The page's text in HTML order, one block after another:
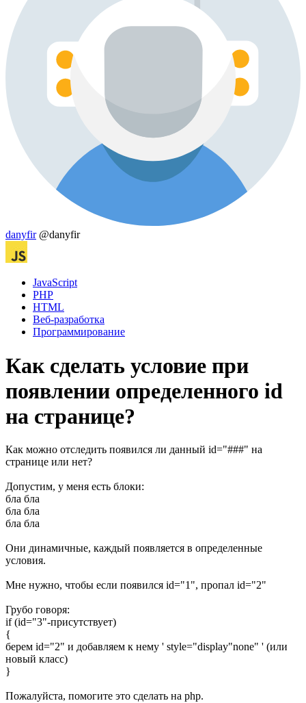
danyfir @danyfir
JavaScript
PHP
HTML
Веб-разработка
Программирование
Как сделать условие при
появлении определенного id
на странице?
Как можно отследить появился ли данный id="###" на
странице или нет?
Допустим, у меня есть блоки:
бла бла
бла бла
бла бла
Они динамичные, каждый появляется в определенные
условия.
Мне нужно, чтобы если появился id="1", пропал id="2"
Грубо говоря:
if (id="3"-присутствует)
{
берем id="2" и добавляем к нему ' style="display"none" ' (или
новый класс)
}
Пожалуйста, помогите это сделать на php.